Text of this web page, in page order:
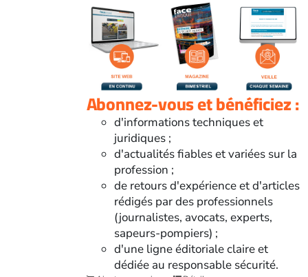
Abonnez-vous et bénéficiez :
d'informations techniques et
juridiques ;
d'actualités fiables et variées sur la
profession ;
de retours d'expérience et d'articles
rédigés par des professionnels
(journalistes, avocats, experts,
sapeurs-pompiers) ;
d'une ligne éditoriale claire et
dédiée au responsable sécurité.